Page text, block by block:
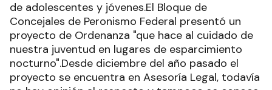
de adolescentes y jóvenes.El Bloque de
Concejales de Peronismo Federal presentó un
proyecto de Ordenanza "que hace al cuidado de
nuestra juventud en lugares de esparcimiento
nocturno".Desde diciembre del año pasado el
proyecto se encuentra en Asesoría Legal, todavía